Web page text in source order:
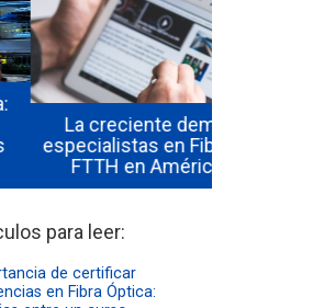
demanda de
en Fibra Óptica y
en América Latina
para leer:
de certificar
en Fibra Óptica: